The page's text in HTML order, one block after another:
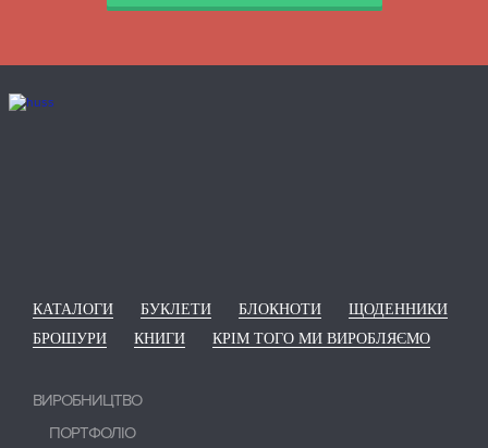
КАТАЛОГИ БУКЛЕТИ БЛОКНОТИ
ЩОДЕННИКИ
БРОШУРИ
КНИГИ КРІМ ТОГО МИ ВИРОБЛЯЄМО
ВИРОБНИЦТВО
ПОРТФОЛІО